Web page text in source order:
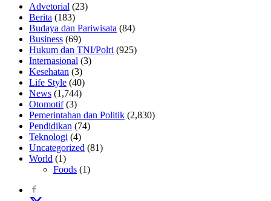
Advetorial (23)
Berita (183)
Budaya dan Pariwisata (84)
Business (69)
Hukum dan TNI/Polri (925)
Internasional (3)
Kesehatan (3)
Life Style (40)
News (1,744)
Otomotif(3)
Pemerintahan dan Politik (2,830)
Pendidikan (74)
Teknologi (4)
Uncategorized (81)
World (1)
Foods (1)